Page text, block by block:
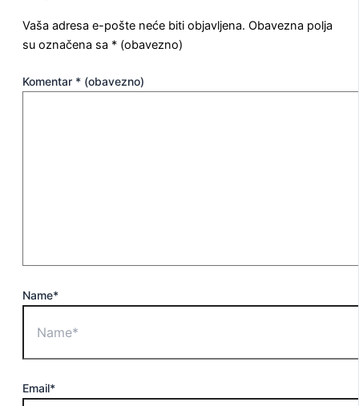
Vaša adresa e-pošte neće biti objavljena. Obavezna polja
su označena sa * (obavezno)
Komentar * (obavezno)
Name*
Email*